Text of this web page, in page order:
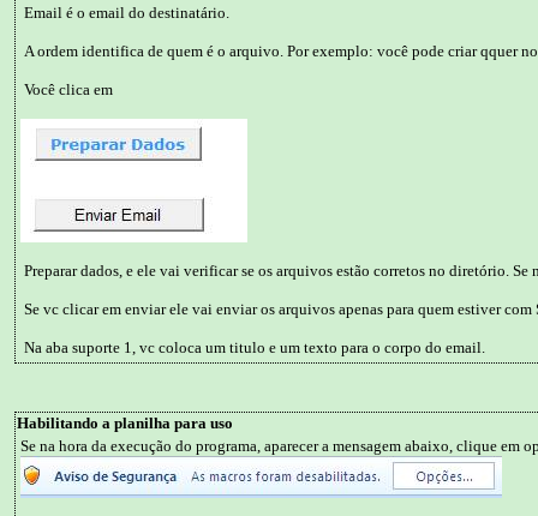
Email é o email do destinatário.
A ordem identifica de quem é o arquivo. Por exemplo: você pode criar qquer
Você clica em
Preparar dados, e ele vai verificar se os arquivos estão corretos no diretório.
Se vc clicar em enviar ele vai enviar os arquivos apenas para quem estiver com
Na aba suporte 1, vc coloca um titulo e um texto para o corpo do email.
Habilitando a planilha para uso
Se na hora da execução do programa, aparecer a mensagem abaixo, clique em